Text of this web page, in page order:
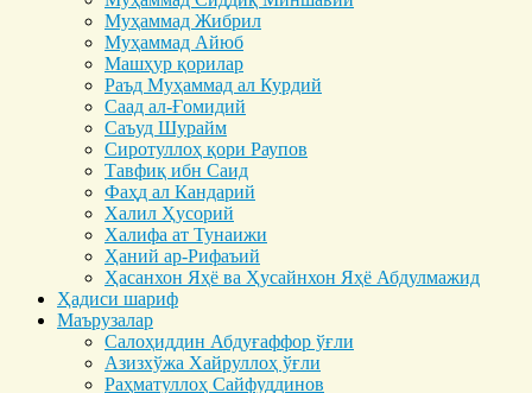
Муҳаммад Жибрил
Муҳаммад Айюб
Машҳур қорилар
Раъд Муҳаммад ал Курдий
Саад ал-Ғомидий
Саъуд Шурайм
Сиротуллоҳ қори Раупов
Тавфиқ ибн Саид
Фаҳд ал Кандарий
Халил Ҳусорий
Халифа ат Тунаижи
Ҳаний ар-Рифаъий
Ҳасанхон Яҳё ва Ҳусайнхон Яҳё Абдулмажид
Ҳадиси шариф
Маърузалар
Салоҳиддин Абдуғаффор ўғли
Азизхўжа Хайруллоҳ ўғли
Раҳматуллоҳ Сайфуддинов